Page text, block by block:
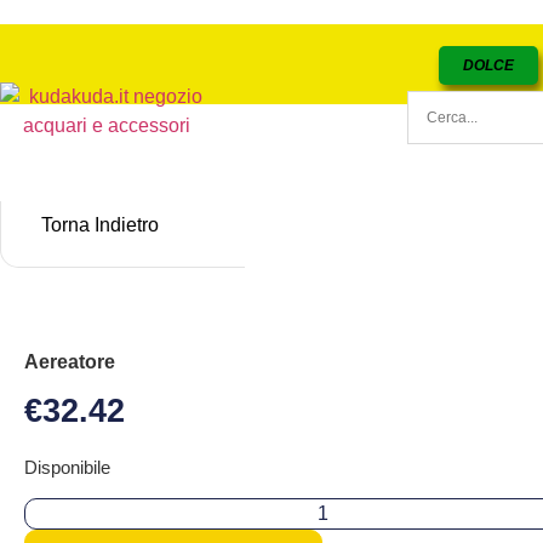
DOLCE
Torna Indietro
Aereatore
€32.42
Disponibile